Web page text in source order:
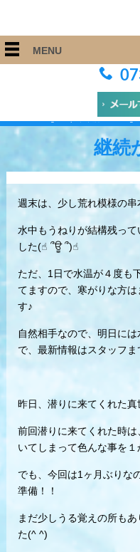
MENU
ARK Diving Shop 串本店 > Blog
継続
週末は、少し荒れ模様の串
水中もうねりが結構残っ
した(☝︎ ՞ਊ ՞)☝︎
ただ、1日で水温が４度も
てますので、寒がりな方
す♪
自然相手なので、明日に
で、最新情報はスタッフま
昨日、潜りに来てくれた
前回潜りに来てくれた時
いてしまって色んな事を
でも、今回は1ヶ月ぶりな
準備！！
まだ少しうる覚えの所も
た(^ ^)